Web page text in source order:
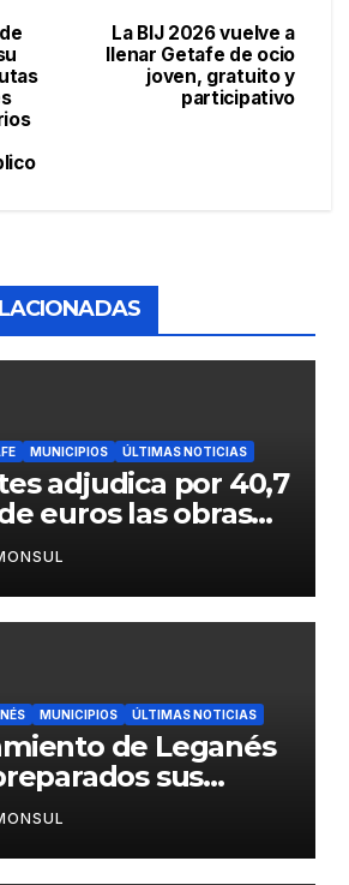
La BIJ 2026 vuelve a
llenar Getafe de ocio
joven, gratuito y
participativo
MUNICIPIOS ÚLTIMAS NOTICIAS
adjudica por 40,7
euros las obras
la accesibilidad
público en la
MUNICIPIOS ÚLTIMAS NOTICIAS
de Leganés
sus
de seguridad y
para las Fiestas